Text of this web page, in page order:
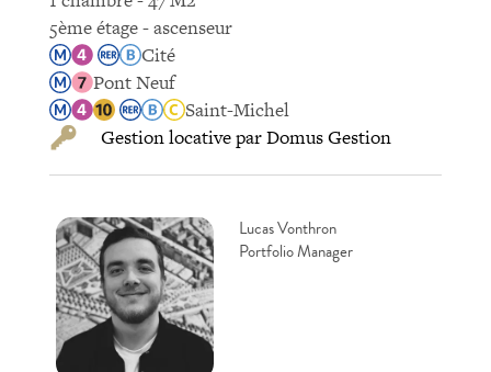
5ème étage - ascenseur
Cité
Pont Neuf
Saint-Michel
Gestion locative par Domus Gestion
Lucas Vonthron
Portfolio Manager